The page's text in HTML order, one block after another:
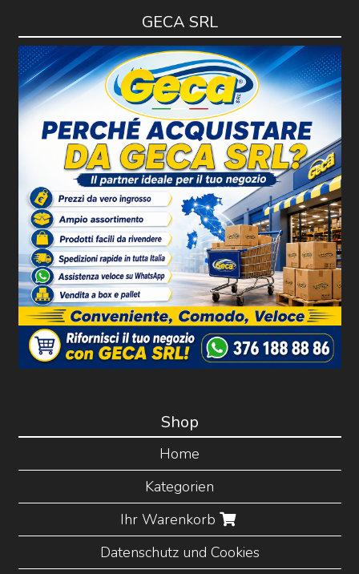
GECA SRL
Shop
Home
Kategorien
Ihr Warenkorb
Datenschutz und Cookies